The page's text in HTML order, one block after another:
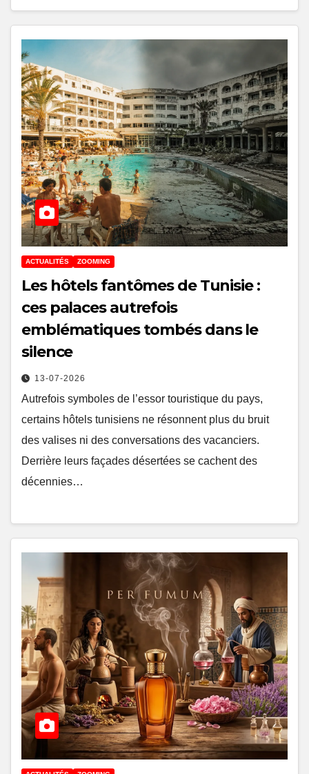
ACTUALITÉS ZOOMING
Les hôtels fantômes de Tunisie :
ces palaces autrefois
emblématiques tombés dans le
silence
13-07-2026
Autrefois symboles de l’essor touristique du pays,
certains hôtels tunisiens ne résonnent plus du bruit
des valises ni des conversations des vacanciers.
Derrière leurs façades désertées se cachent des
décennies…